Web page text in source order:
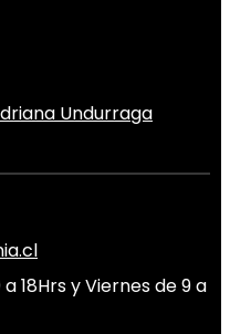
Undurraga
18Hrs y Viernes de 9 a